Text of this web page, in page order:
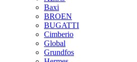
Baxi
BROEN
BUGATTI
Cimberio
Global
Grundfos